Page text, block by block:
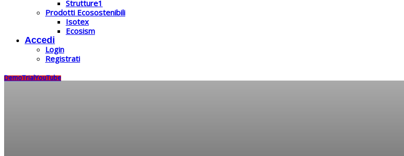
Strutture1
Prodotti Ecosostenibili
Isotex
Ecosism
Accedi
Login
Registrati
DemoTrialYouTube